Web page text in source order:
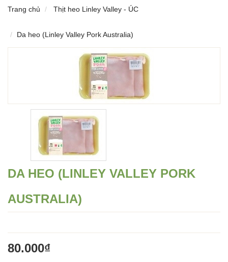
Trang chủ Thịt heo Linley Valley - ÚC
Da heo (Linley Valley Pork Australia)
DA HEO (LINLEY VALLEY PORK
AUSTRALIA)
80.000₫